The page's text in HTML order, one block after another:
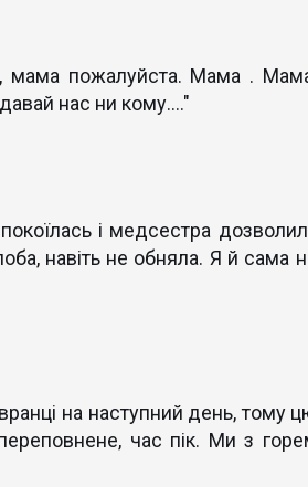
пожалуйста. Мама .
нас ни кому...."
і медсестра
навіть не обняла. Я й сама
на наступний день, тому
час пік. Ми з